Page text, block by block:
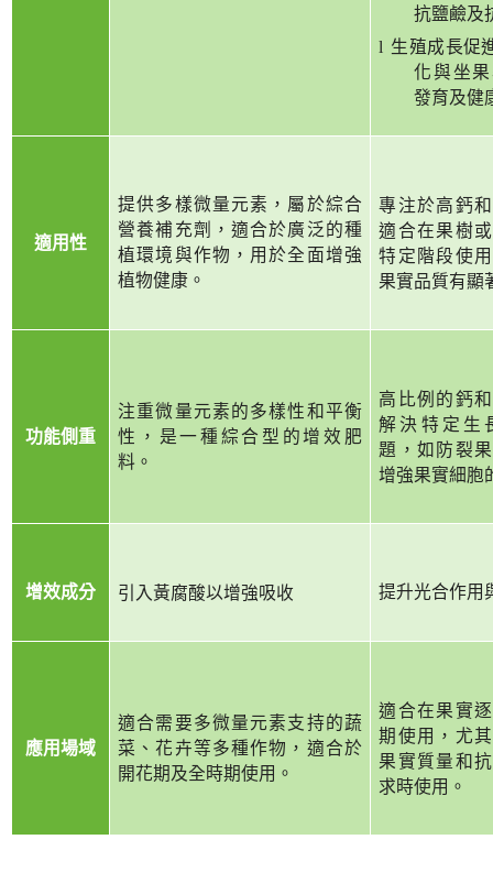
抗鹽鹼及
l 生殖成長促
化與坐
發育及健
適用性
提供多樣微量元素，屬於綜合
營養補充劑，適合於廣泛的種
植環境與作物，用於全面增強
植物健康。
專注於高鈣
適合在果樹
特定階段使
果實品質有顯
功能側重
注重微量元素的多樣性和平衡
性，是一種綜合型的增效肥
料。
高比例的鈣
解決特定生
題，如防裂
增強果實細胞
增效成分 引入黃腐酸以增強吸收 提升光合作用
應用場域
適合需要多微量元素支持的蔬
菜、花卉等多種作物，適合於
開花期及全時期使用。
適合在果實
期使用，尤
果實質量和
求時使用。